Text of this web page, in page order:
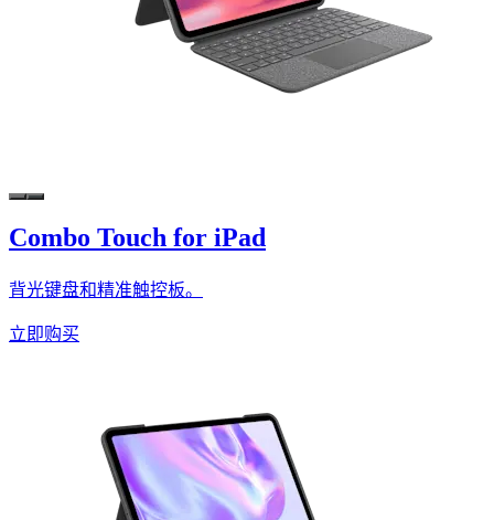
Combo Touch for iPad
背光键盘和精准触控板。
立即购买